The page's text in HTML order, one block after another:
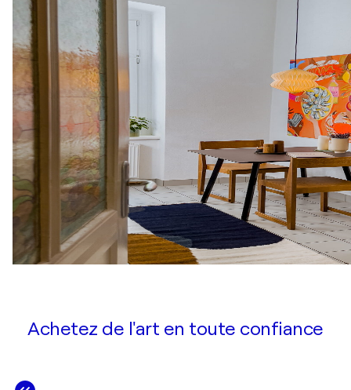
Achetez de l'art en toute confiance